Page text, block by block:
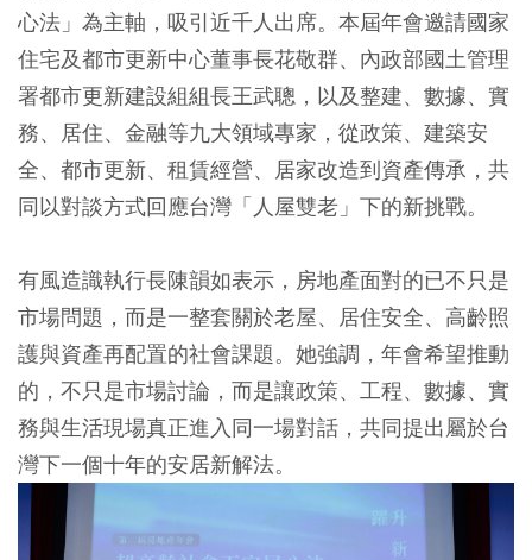
心法」為主軸，吸引近千人出席。本屆年會邀請國家
住宅及都市更新中心董事長花敬群、內政部國土管理
署都市更新建設組組長王武聰，以及整建、數據、實
務、居住、金融等九大領域專家，從政策、建築安
全、都市更新、租賃經營、居家改造到資產傳承，共
同以對談方式回應台灣「人屋雙老」下的新挑戰。
有風造識執行長陳韻如表示，房地產面對的已不只是
市場問題，而是一整套關於老屋、居住安全、高齡照
護與資產再配置的社會課題。她強調，年會希望推動
的，不只是市場討論，而是讓政策、工程、數據、實
務與生活現場真正進入同一場對話，共同提出屬於台
灣下一個十年的安居新解法。